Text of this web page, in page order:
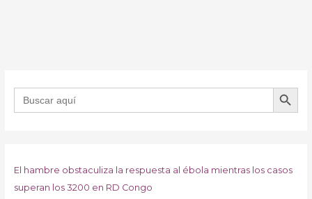
Buscar: BOTÓN DE
El hambre obstaculiza la respuesta al ébola mientras los casos
superan los 3200 en RD Congo